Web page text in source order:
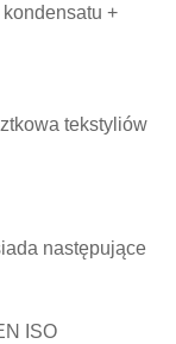
+
tekstyliów
następujące
ISO